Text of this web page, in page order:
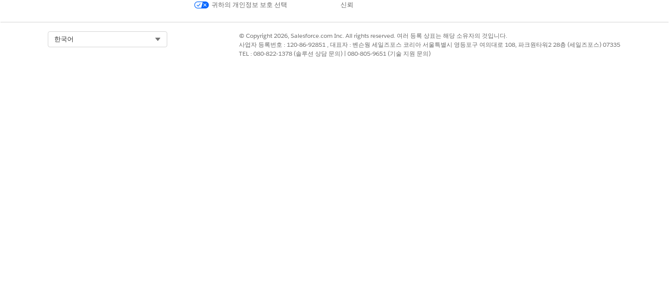
귀하의 개인정보 보호 선택
신뢰
한국어
© Copyright 2026, Salesforce.com Inc. All rights reserved. 여러 등록 상표는 해당 소유자의 것입니다.
사업자 등록번호 : 120-86-92851 , 대표자 : 벤슨웡 세일즈포스 코리아 서울특별시 영등포구 여의대로 108, 파크원타워2 28층 (세일즈포스) 07335
TEL : 080-822-1378 (솔루션 상담 문의) | 080-805-9651 (기술 지원 문의)